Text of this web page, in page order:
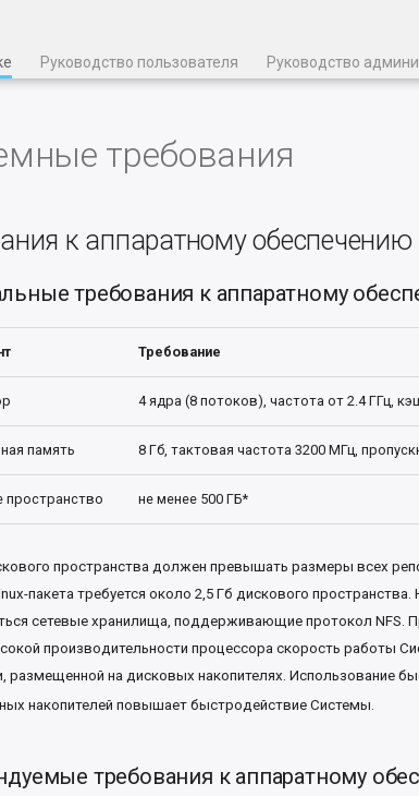
Руководство пользователя Руководство
требования
к аппаратному обеспечению
требования к аппаратному
Требование
4 ядра (8 потоков), частота от 2.4 ГГц,
память 8 Гб, тактовая частота 3200 МГц,
пространство не менее 500 ГБ*
пространства должен превышать размеры всех
пакета требуется около 2,5 Гб дискового
сетевые хранилища, поддерживающие протокол NFS.
производительности процессора скорость работы
размещенной на дисковых накопителях. Использование
накопителей повышает быстродействие Системы.
требования к аппаратному